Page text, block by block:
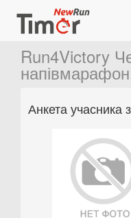
Run4Victory
напівмарафон
Анкета учасника